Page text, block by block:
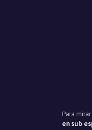
Para
en sub